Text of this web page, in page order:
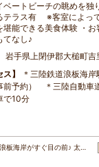
ベートビーチの眺めを
テラス有 ※客室によっ
堪能できる美食体験 ・
てなし♪
岩手県上閉伊郡大槌町
ス
＊三陸鉄道浪板海
前予約） ＊三陸自動車
10分
浪板海岸がすぐ目の前♪ 太…